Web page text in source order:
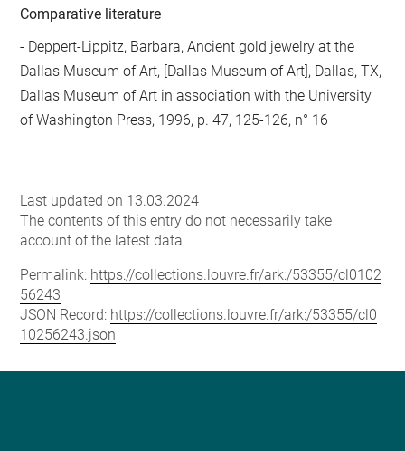
Comparative literature
- Deppert-Lippitz, Barbara, Ancient gold jewelry at the
Dallas Museum of Art, [Dallas Museum of Art], Dallas, TX,
Dallas Museum of Art in association with the University
of Washington Press, 1996, p. 47, 125-126, n° 16
Last updated on 13.03.2024
The contents of this entry do not necessarily take
account of the latest data.
Permalink: https://collections.louvre.fr/ark:/53355/cl0102
56243
JSON Record: https://collections.louvre.fr/ark:/53355/cl0
10256243.json